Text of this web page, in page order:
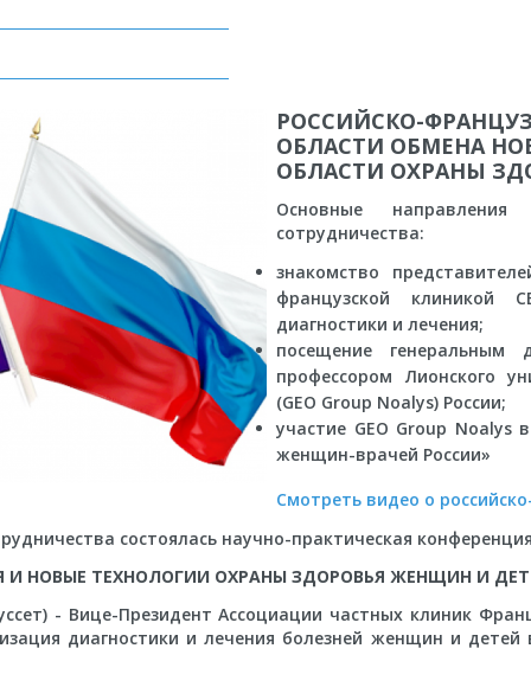
РОССИЙСКО-
ОБЛАСТИ ОБМЕНА
ОБЛАСТИ ОХРАНЫ
Основные направления
сотрудничества:
знакомство
французской клиникой
диагностики и лечения;
посещение генеральным
профессором Лионского
(GEO Group Noalys) России;
участие GEO Group Noalys
женщин-врачей России»
Смотреть видео о
состоялась научно-практическая
И НОВЫЕ ТЕХНОЛОГИИ ОХРАНЫ ЗДОРОВЬЯ ЖЕНЩИН И
- Вице-Президент Ассоциации частных клиник
диагностики и лечения болезней женщин и детей